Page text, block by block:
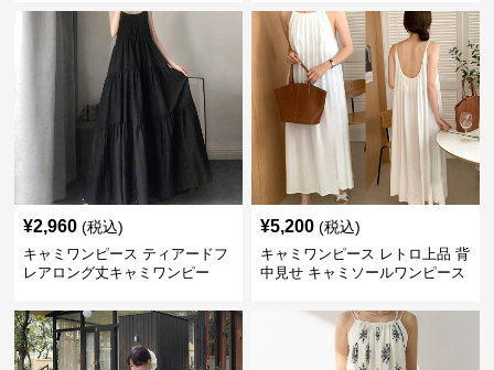
¥2,960 (税込)
キャミワンピース ティアードフ
レアロング丈キャミワンピー
¥5,200 (税込)
キャミワンピース レトロ上品 背
中見せ キャミソールワンピース